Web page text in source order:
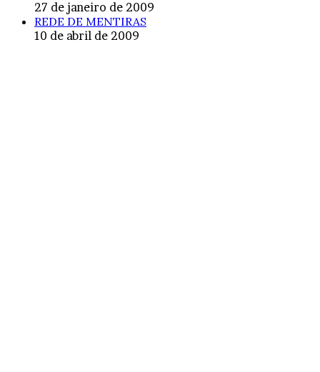
27 de janeiro de 2009
REDE DE MENTIRAS
10 de abril de 2009